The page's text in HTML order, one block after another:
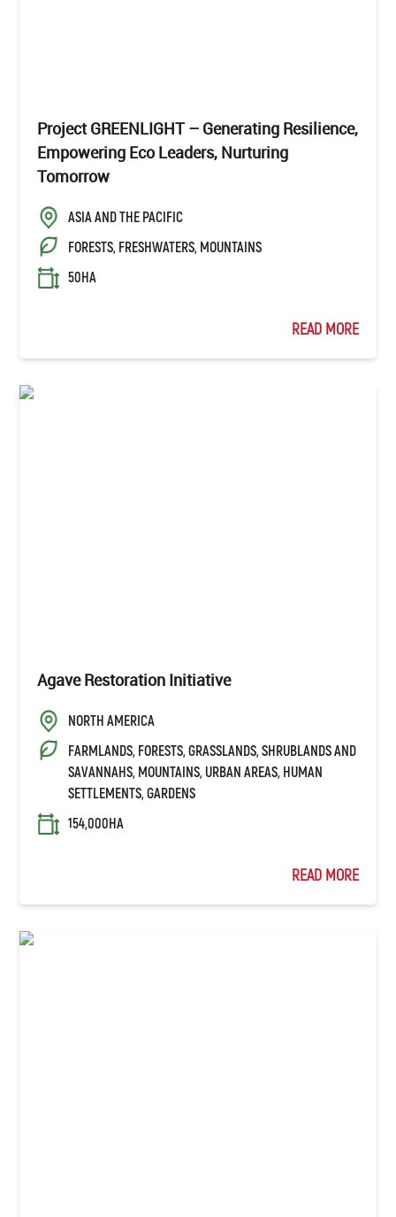
Project GREENLIGHT – Generating Resilience,
Empowering Eco Leaders, Nurturing
Tomorrow
ASIA AND THE PACIFIC
FORESTS, FRESHWATERS, MOUNTAINS
50HA
READ MORE
Agave Restoration Initiative
NORTH AMERICA
FARMLANDS, FORESTS, GRASSLANDS, SHRUBLANDS AND
SAVANNAHS, MOUNTAINS, URBAN AREAS, HUMAN
SETTLEMENTS, GARDENS
154,000HA
READ MORE